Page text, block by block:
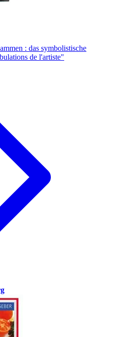
: das symbolistische
de l'artiste"